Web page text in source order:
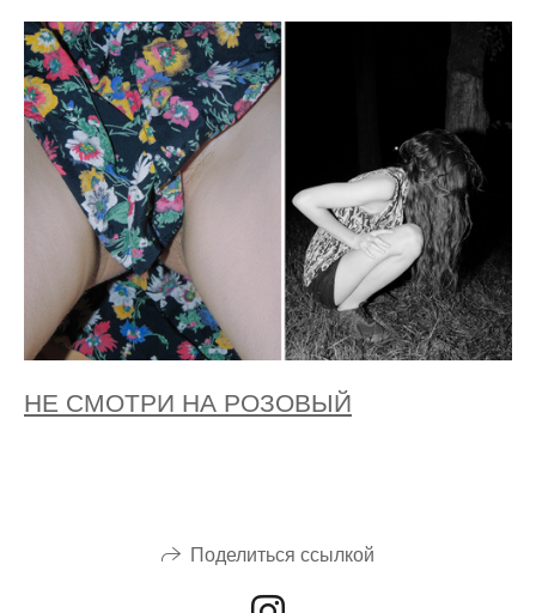
НЕ СМОТРИ НА РОЗОВЫЙ
Поделиться ссылкой